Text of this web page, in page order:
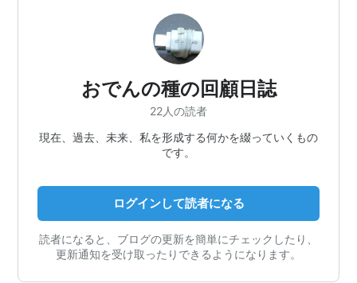
おでんの種の回顧日誌
22人の読者
現在、過去、未来、私を形成する何かを綴っていくもの
です。
ログインして読者になる
読者になると、ブログの更新を簡単にチェックしたり、
更新通知を受け取ったりできるようになります。